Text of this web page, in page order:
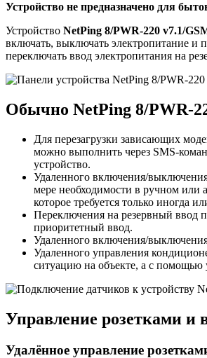
Устройство не предназначено для
Устройство NetPing 8/PWR-220 v7.1/
включать, выключать электропитание и
переключать ввод электропитания на
Обычно NetPing 8/PWR-
Для перезагрузки зависающих
можно выполнить через SMS-
устройство.
Удаленного включения/
мере необходимости в ручном или
которое требуется только иногда
Переключения на резервный ввод
приоритетный ввод.
Удаленного включения/
Удаленного управления
ситуацию на объекте, а с помощью
Управление розетками и
Удалённое управление